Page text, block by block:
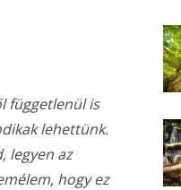
függetlenül is
lehettünk.
legyen az
hogy ez